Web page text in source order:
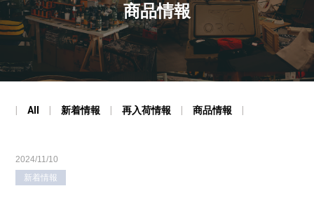
商品情報
All 新着情報 再入荷情報 商品情報
2024/11/10
新着情報